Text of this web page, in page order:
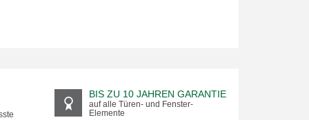
BIS ZU 10 JAHREN GARANTIE
auf alle Türen- und Fenster-
Elemente